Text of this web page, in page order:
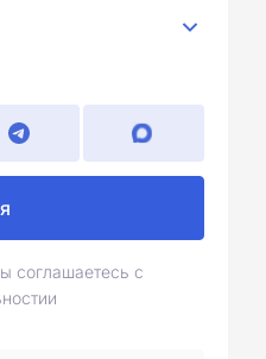
соглашаетесь с